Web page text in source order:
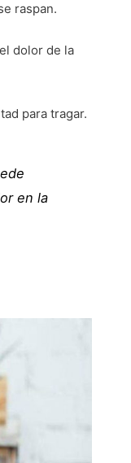
raspan.
dolor de la
para tragar.
en la